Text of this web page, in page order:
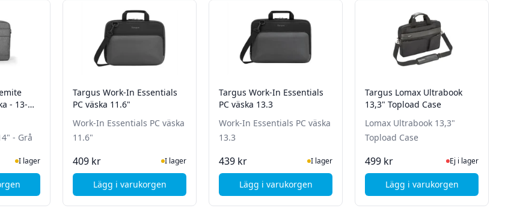
- 13-
- Grå
I lager
Designs Yosemite ECO TL Laptopväska - 13-14" - Grå
Targus Work-In Essentials
PC väska 11.6"
Work-In Essentials PC väska
11.6"
409 kr I lager
Lägg i varukorgen, Targus Work-In Essentials PC väska 11.6"
Targus Work-In Essentials
PC väska 13.3
Work-In Essentials PC väska
13.3
439 kr I lager
Lägg i varukorgen, Targus Work-In Essentials PC väska 13.3
Targus Lomax Ultrabook
13,3" Topload Case
Lomax Ultrabook 13,3"
Topload Case
499 kr Ej i lager, besök
Ej i lager
Lägg i varukorgen
, Targus Lomax